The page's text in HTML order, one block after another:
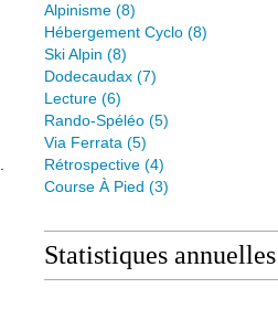
Alpinisme (8)
Hébergement Cyclo (8)
Ski Alpin (8)
Dodecaudax (7)
Lecture (6)
Rando-Spéléo (5)
Via Ferrata (5)
Rétrospective (4)
Course À Pied (3)
Statistiques annuelles